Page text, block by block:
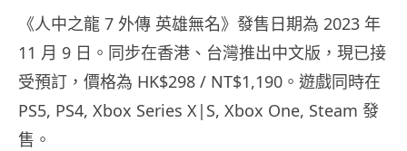
《人中之龍 7 外傳 英雄無名》發售日期為 2023 年
11 月 9 日。同步在香港、台灣推出中文版，現已接
受預訂，價格為 HK$298 / NT$1,190。遊戲同時在
PS5, PS4, Xbox Series X|S, Xbox One, Steam 發
售。